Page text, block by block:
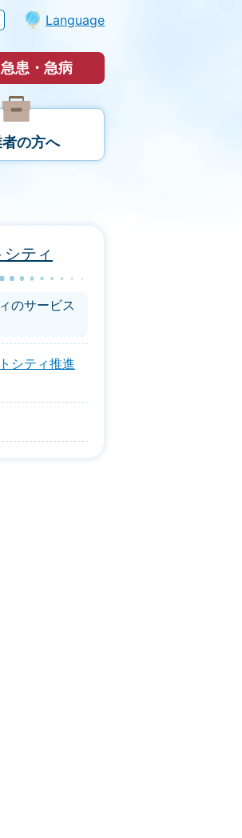
Language
急患・急病
の方へ
ティ
のサービス
シティ推進